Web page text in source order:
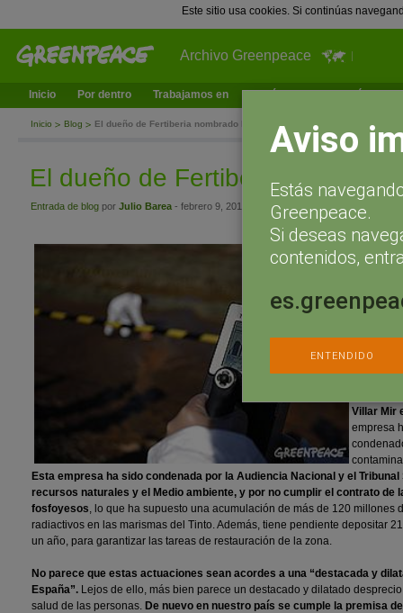
Este sitio usa cookies. Si continúas
Archivo Greenpeace
Inicio Por dentro Trabajamos en ¿Qué puedes hacer tú?
Inicio Blog El dueño de Fertiberia nombrado Marqués
El dueño de Fertiberia
Entrada de blog por Julio Barea - febrero 9, 2011 a las 12:52
El
Estado
servicio
podría
Villar Mir
empresa
Esta empresa ha sido condenada por la Audiencia Nacional y el
recursos naturales y el Medio ambiente, y por no cumplir el contrato de
fosfoyesos, lo que ha supuesto una acumulación de más de 120 millones
radiactivos en las marismas del Tinto. Además, tiene pendiente depositar
un año, para garantizar las tareas de restauración de la zona.
No parece que estas actuaciones sean acordes a una “destacada y
España”. Lejos de ello, más bien parece un destacado y dilatado
salud de las personas. De nuevo en nuestro país se cumple la premisa
Aviso
Estás
Greenpeace.
Si deseas
contenidos,
ENTENDIDO